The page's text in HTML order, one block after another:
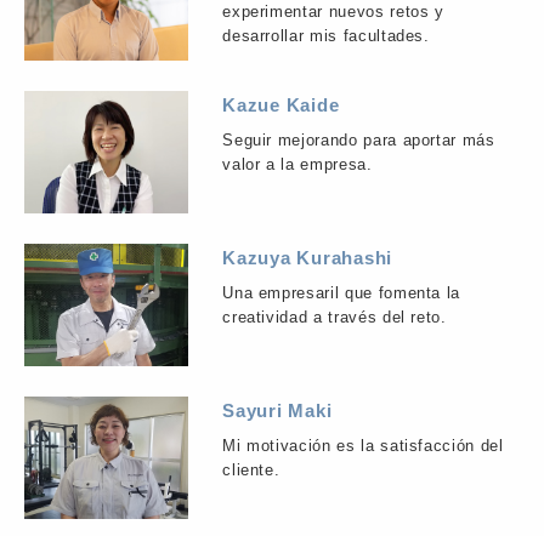
experimentar nuevos retos y
desarrollar mis facultades.
Kazue Kaide
Seguir mejorando para aportar más
valor a la empresa.
Kazuya Kurahashi
Una empresaril que fomenta la
creatividad a través del reto.
Sayuri Maki
Mi motivación es la satisfacción del
cliente.